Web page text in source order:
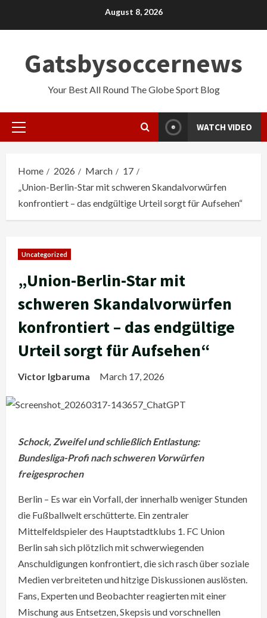
August 8, 2026
Gatsbysoccernews
Your Best All Round The Globe Sport Blog
Primary
WATCH VIDEO
Home 2026 March
17
„Union-Berlin-Star mit schweren Skandalvorwürfen
konfrontiert – das endgültige Urteil sorgt für Aufsehen“
Uncategorized
„Union-Berlin-Star mit
schweren Skandalvorwürfen
konfrontiert – das endgültige
Urteil sorgt für Aufsehen“
Victor Igbaruma March 17, 2026
Schock, Zweifel und schließlich Entlastung:
Bundesliga-Profi nach schweren Vorwürfen
freigesprochen
Berlin – Es war ein Vorfall, der innerhalb weniger Stunden
die Fußballwelt erschütterte. Ein zentraler
Mittelfeldspieler des Hauptstadtklubs 1. FC Union
Berlin sah sich plötzlich mit schwerwiegenden
Anschuldigungen konfrontiert, die sich rasch über soziale
Medien verbreiteten und hitzige Diskussionen auslösten.
Fans, Experten und Beobachter reagierten mit einer
Mischung aus Entsetzen, Skepsis und vorschnellen